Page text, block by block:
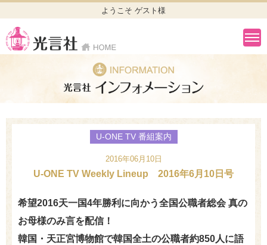
ようこそ ゲスト様
U-ONE TV 番組案内
2016年06月10日
U-ONE TV Weekly Lineup 2016年6月10日号
希望2016天一国4年勝利に向かう全国公職者総会 真の
お母様のみ言を配信！
韓国・天正宮博物館で韓国全土の公職者約850人に語